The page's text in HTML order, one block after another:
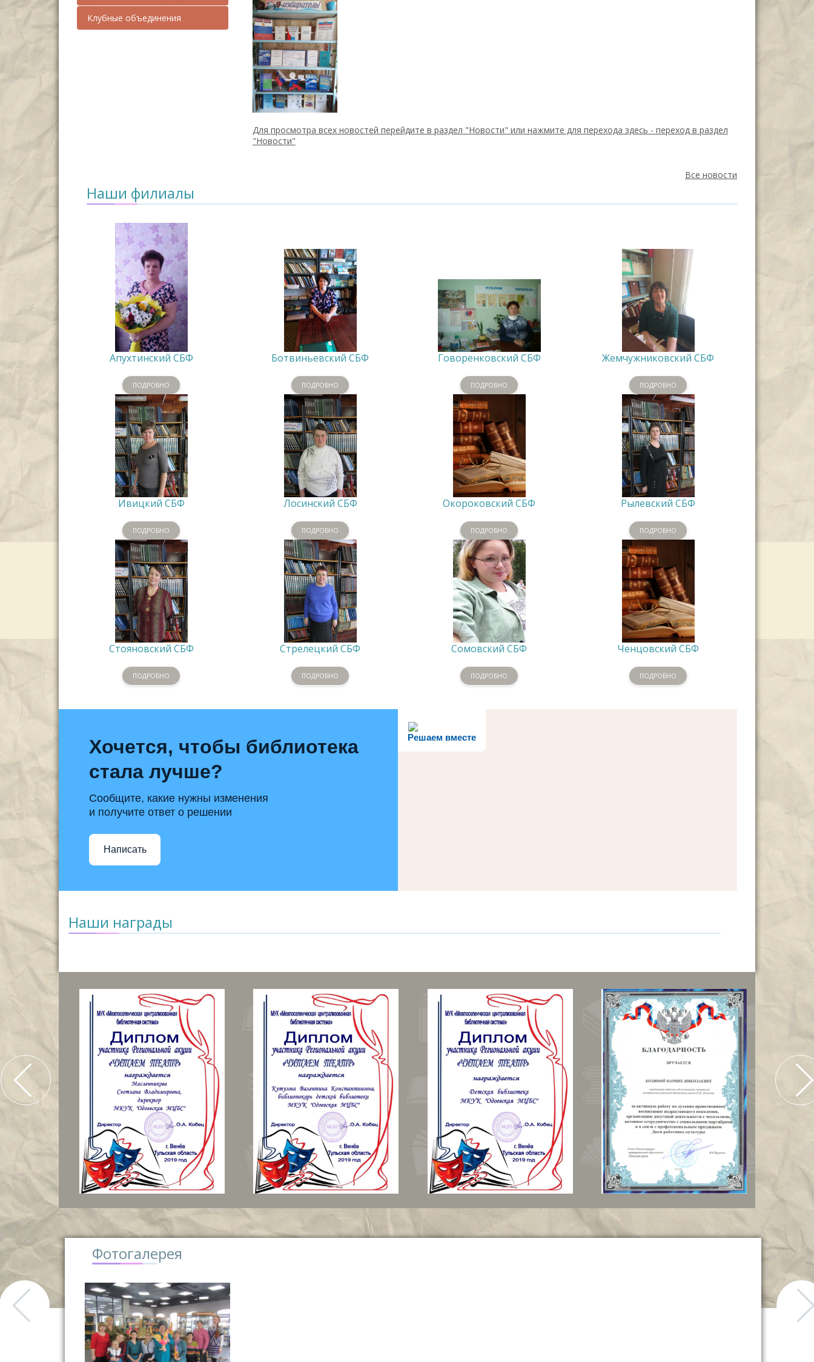
Клубные объединения
Для просмотра всех новостей перейдите в раздел "Новости" или нажмите для перехода здесь - переход в раздел
"Новости"
Все новости
Наши филиалы
Апухтинский СБФ
ПОДРОБНО
Ботвиньевский СБФ
ПОДРОБНО
Говоренковский СБФ
ПОДРОБНО
Жемчужниковский СБФ
ПОДРОБНО
Ивицкий СБФ
ПОДРОБНО
Лосинский СБФ
ПОДРОБНО
Окороковский СБФ
ПОДРОБНО
Рылевский СБФ
ПОДРОБНО
Стояновский СБФ
ПОДРОБНО
Стрелецкий СБФ
ПОДРОБНО
Сомовский СБФ
ПОДРОБНО
Ченцовский СБФ
ПОДРОБНО
Решаем вместе
Хочется, чтобы библиотека
стала лучше?
Сообщите, какие нужны изменения
и получите ответ о решении
Написать
Наши награды
Фотогалерея